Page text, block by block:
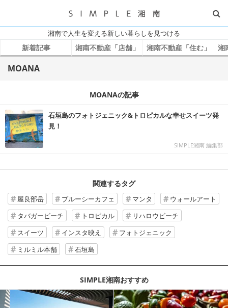
湘南で人生を変える新しい暮らしを見つける
新着記事 湘南不動産「店舗」 湘南不動産「住む」 湘
MOANA
MOANAの記事
石垣島のフォトジェニック&トロピカルな幸せスイーツ発
見！
SIMPLE湘南 編集部
関連するタグ
屋良部岳 ブルーシーカフェ マンタ
ウォールアート
タバガービーチ
トロピカル
リハロウビーチ
スイーツ
インスタ映え
フォトジェニック
ミルミル本舗
石垣島
SIMPLE湘南おすすめ
記事を読む